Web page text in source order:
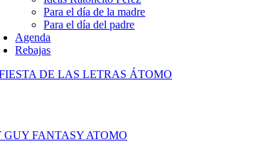
Para el día de la madre
Para el día del padre
Agenda
Rebajas
DE LAS LETRAS ÁTOMO
GUY FANTASY ATOMO